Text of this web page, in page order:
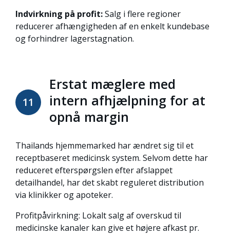
Indvirkning på profit:Salg i flere regioner
reducerer afhængigheden af en enkelt kundebase
og forhindrer lagerstagnation.
11
Erstat mæglere med
intern afhjælpning for at
opnå margin
Thailands hjemmemarked har ændret sig til et
receptbaseret medicinsk system. Selvom dette har
reduceret efterspørgslen efter afslappet
detailhandel, har det skabt reguleret distribution
via klinikker og apoteker.
Profitpåvirkning: Lokalt salg af overskud til
medicinske kanaler kan give et højere afkast pr.